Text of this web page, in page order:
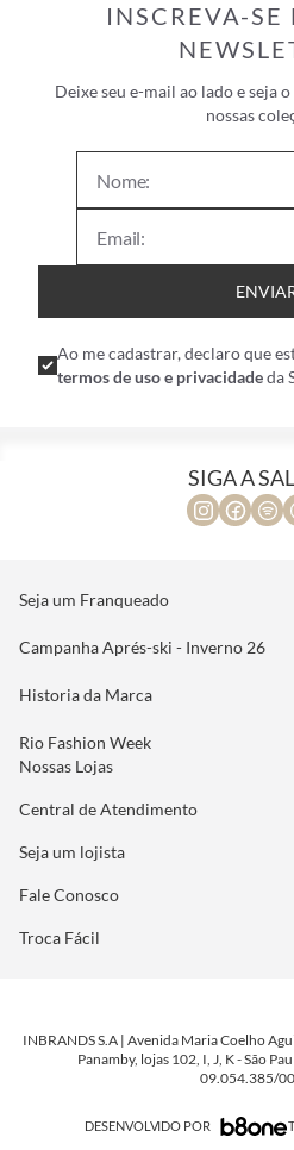
INSCREVA-SE
Deixe seu e-mail ao lado e seja
nossas
Ao me cadastrar, declaro que
termos de uso e privacidadeda
SIGA A
Seja um Franqueado
Campanha Aprés-ski - Inverno 26
Historia da Marca
Rio Fashion Week
Nossas Lojas
Central de Atendimento
Seja um lojista
Fale Conosco
Troca Fácil
INBRANDS S.A | Avenida Maria Coelho
Panamby, lojas 102, I, J, K - São
09.054.385/
DESENVOLVIDO POR